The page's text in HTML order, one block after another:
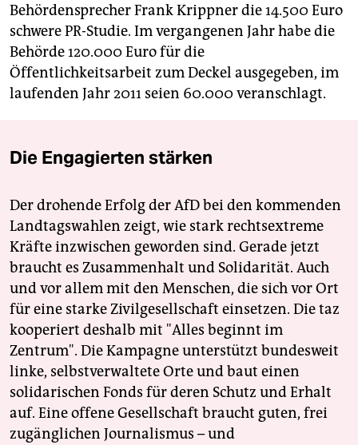
Behördensprecher Frank Krippner die 14.500 Euro
schwere PR-Studie. Im vergangenen Jahr habe die
Behörde 120.000 Euro für die
Öffentlichkeitsarbeit zum Deckel ausgegeben, im
laufenden Jahr 2011 seien 60.000 veranschlagt.
Die Engagierten stärken
Der drohende Erfolg der AfD bei den kommenden
Landtagswahlen zeigt, wie stark rechtsextreme
Kräfte inzwischen geworden sind. Gerade jetzt
braucht es Zusammenhalt und Solidarität. Auch
und vor allem mit den Menschen, die sich vor Ort
für eine starke Zivilgesellschaft einsetzen. Die taz
kooperiert deshalb mit "Alles beginnt im
Zentrum". Die Kampagne unterstützt bundesweit
linke, selbstverwaltete Orte und baut einen
solidarischen Fonds für deren Schutz und Erhalt
auf. Eine offene Gesellschaft braucht guten, frei
zugänglichen Journalismus – und